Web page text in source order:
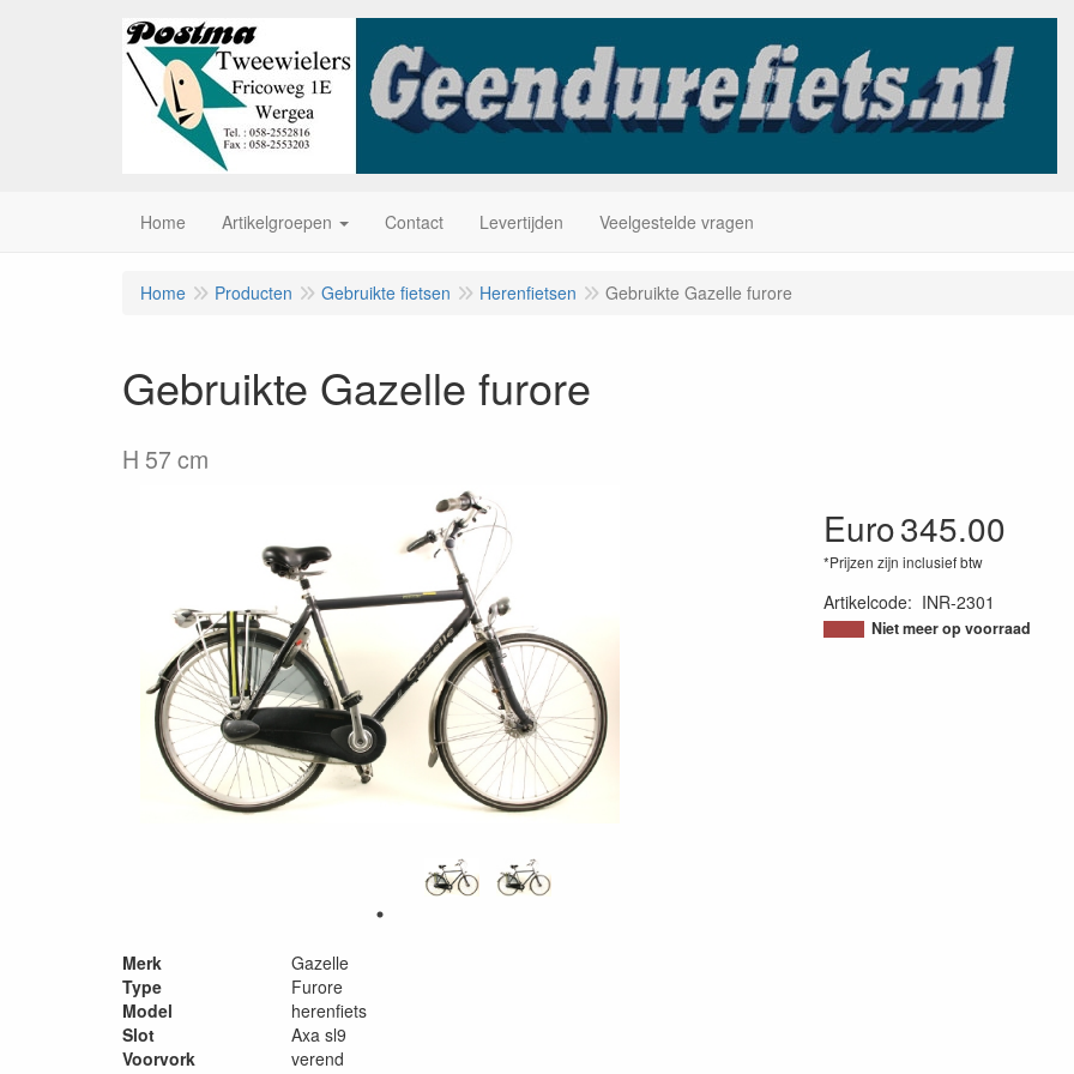
Home Artikelgroepen Contact Levertijden Veelgestelde vragen
Home Producten Gebruikte fietsen Herenfietsen Gebruikte Gazelle furore
Gebruikte Gazelle furore
H 57 cm
Euro345.00
*Prijzen zijn inclusief btw
Artikelcode: INR-2301
Niet meer op voorraad
Merk
Gazelle
Type
Furore
Model
herenfiets
Slot
Axa sl9
Voorvork
verend